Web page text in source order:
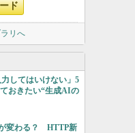
ド
リへ
してはいけない」5
おきたい“生成AIの
変わる？ HTTP新